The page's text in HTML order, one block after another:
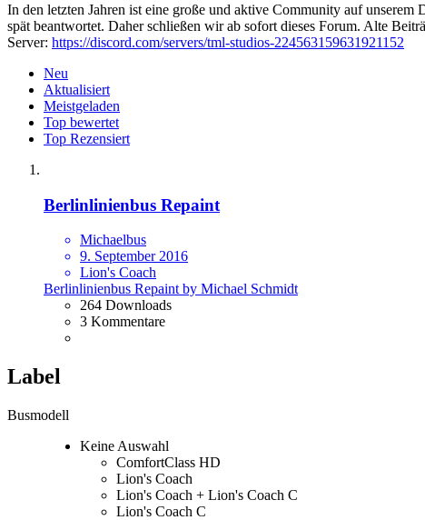
In den letzten Jahren ist eine große und aktive Community auf
spät beantwortet. Daher schließen wir ab sofort dieses Forum. Alte
Server: https://discord.com/servers/tml-studios-224563159631921152
Neu
Aktualisiert
Meistgeladen
Top bewertet
Top Rezensiert
Berlinlinienbus Repaint
Michaelbus
9. September 2016
Lion's Coach
Berlinlinienbus Repaint by Michael Schmidt
264 Downloads
3 Kommentare
Label
Busmodell
Keine Auswahl
ComfortClass HD
Lion's Coach
Lion's Coach + Lion's Coach C
Lion's Coach C